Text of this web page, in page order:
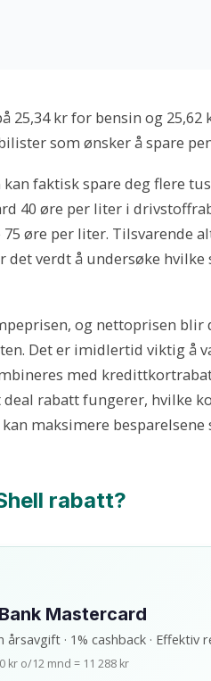
25,34 kr for bensin og 25,62
som ønsker å spare
faktisk spare deg flere
40 øre per liter i
øre per liter. Tilsvarende
det verdt å undersøke
og nettoprisen blir
Det er imidlertid viktig å
med
rabatt fungerer, hvilke
maksimere besparelsene
rabatt?
Mastercard
årsavgift · 1% cashback · Effektiv
kr o/12 mnd = 11 288 kr